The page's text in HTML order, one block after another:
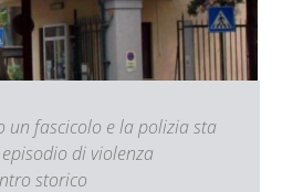
un fascicolo e la polizia sta
di violenza
storico